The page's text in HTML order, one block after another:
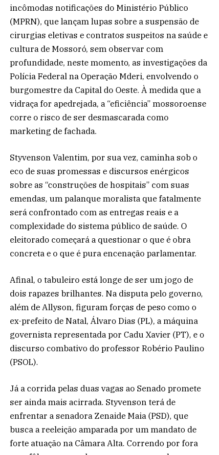
incômodas notificações do Ministério Público
(MPRN), que lançam lupas sobre a suspensão de
cirurgias eletivas e contratos suspeitos na saúde e
cultura de Mossoró, sem observar com
profundidade, neste momento, as investigações da
Polícia Federal na Operação Mderi, envolvendo o
burgomestre da Capital do Oeste. À medida que a
vidraça for apedrejada, a “eficiência” mossoroense
corre o risco de ser desmascarada como
marketing de fachada.
Styvenson Valentim, por sua vez, caminha sob o
eco de suas promessas e discursos enérgicos
sobre as “construções de hospitais” com suas
emendas, um palanque moralista que fatalmente
será confrontado com as entregas reais e a
complexidade do sistema público de saúde. O
eleitorado começará a questionar o que é obra
concreta e o que é pura encenação parlamentar.
Afinal, o tabuleiro está longe de ser um jogo de
dois rapazes brilhantes. Na disputa pelo governo,
além de Allyson, figuram forças de peso como o
ex-prefeito de Natal, Álvaro Dias (PL), a máquina
governista representada por Cadu Xavier (PT), e o
discurso combativo do professor Robério Paulino
(PSOL).
Já a corrida pelas duas vagas ao Senado promete
ser ainda mais acirrada. Styvenson terá de
enfrentar a senadora Zenaide Maia (PSD), que
busca a reeleição amparada por um mandato de
forte atuação na Câmara Alta. Correndo por fora